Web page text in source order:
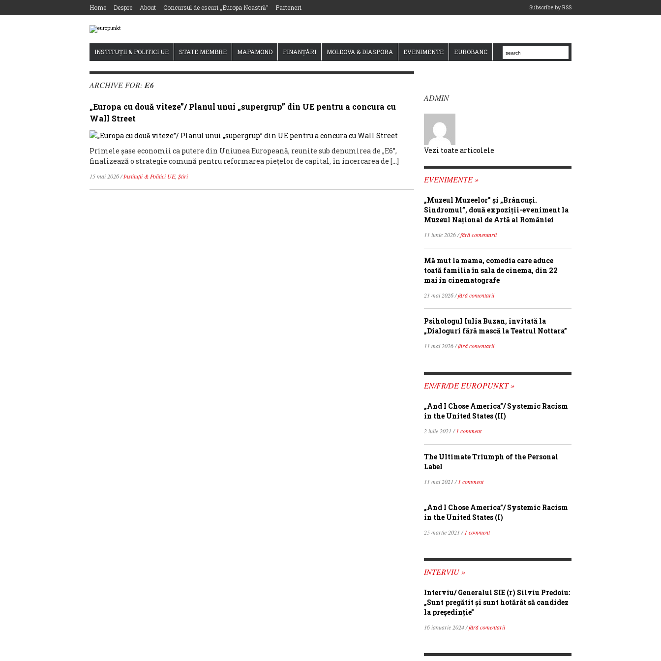
Subscribe by RSS
Home Despre About Concursul de eseuri „Europa Noastră” Parteneri
INSTITUȚII & POLITICI UE STATE MEMBRE MAPAMOND FINANȚĂRI MOLDOVA & DIASPORA EVENIMENTE EUROBANC
ARCHIVE FOR: E6
„Europa cu două viteze”/ Planul unui „supergrup” din UE pentru a concura cu
Wall Street
Primele șase economii ca putere din Uniunea Europeană, reunite sub denumirea de „E6”,
finalizează o strategie comună pentru reformarea piețelor de capital, în încercarea de […]
15 mai 2026/Instituții & Politici UE, Știri
ADMIN
Vezi toate articolele
EVENIMENTE »
„Muzeul Muzeelor” și „Brâncuși.
Sindromul”, două expoziții-eveniment la
Muzeul Național de Artă al României
11 iunie 2026 /fără comentarii
Mă mut la mama, comedia care aduce
toată familia în sala de cinema, din 22
mai în cinematografe
21 mai 2026 /fără comentarii
Psihologul Iulia Buzan, invitată la
„Dialoguri fără mască la Teatrul Nottara”
11 mai 2026 /fără comentarii
EN/FR/DE EUROPUNKT »
„And I Chose America”/ Systemic Racism
in the United States (II)
2 iulie 2021 /1 comment
The Ultimate Triumph of the Personal
Label
11 mai 2021 /1 comment
„And I Chose America”/ Systemic Racism
in the United States (I)
25 martie 2021 /1 comment
INTERVIU »
Interviu/ Generalul SIE (r) Silviu Predoiu:
„Sunt pregătit și sunt hotărât să candidez
la președinție”
16 ianuarie 2024 /fără comentarii